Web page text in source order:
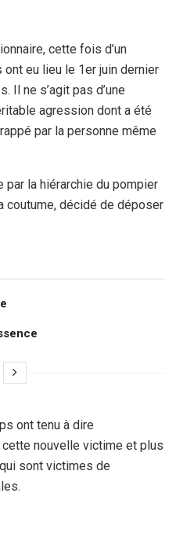
cette fois d’un
eu lieu le 1er juin dernier
Il ne s’agit pas d’une
agression dont a été
par la personne même
par la hiérarchie du pompier
coutume, décidé de déposer
ont tenu à dire
nouvelle victime et plus
sont victimes de